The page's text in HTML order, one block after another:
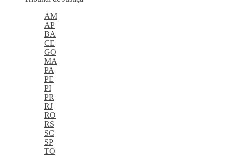
AM
AP
BA
CE
GO
MA
PA
PE
PI
PR
RJ
RO
RS
SC
SP
TO